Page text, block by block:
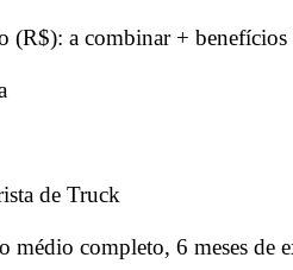
(R$): a combinar + benefícios
de Truck
médio completo, 6 meses